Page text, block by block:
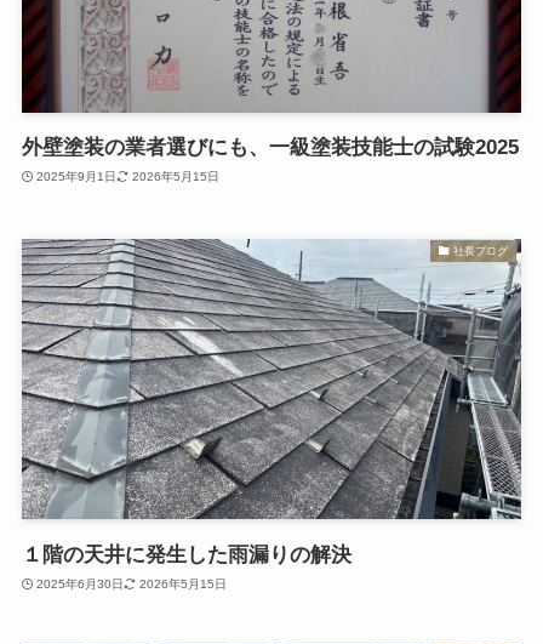
外壁塗装の業者選びにも、一級塗装技能士の試験2025
2025年9月1日 2026年5月15日
社長ブログ
１階の天井に発生した雨漏りの解決
2025年6月30日 2026年5月15日